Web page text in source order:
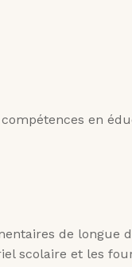
en
de longue
scolaire et les